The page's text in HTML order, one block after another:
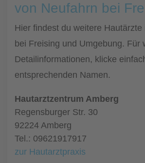
von Neufahrn bei
Hier findest du weitere Hautärzte
bei Freising und Umgebung. Für
Detailinformationen, klicke
entsprechenden Namen.
Hautarztzentrum Amberg
Regensburger Str. 30
92224 Amberg
Tel.: 09621917917
zur Hautarztpraxis